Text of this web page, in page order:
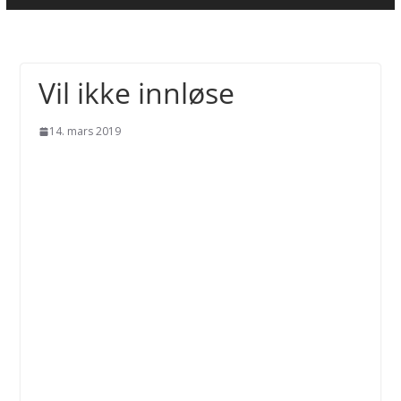
Vil ikke innløse
14. mars 2019